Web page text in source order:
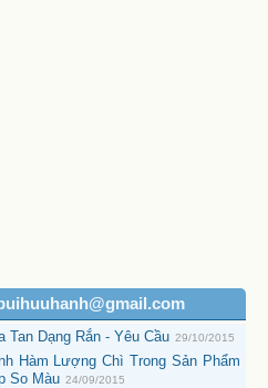
Tan Dạng Rắn - Yêu Cầu 29/10/2015
Hàm Lượng Chì Trong Sản Phẩm
So Màu 24/09/2015